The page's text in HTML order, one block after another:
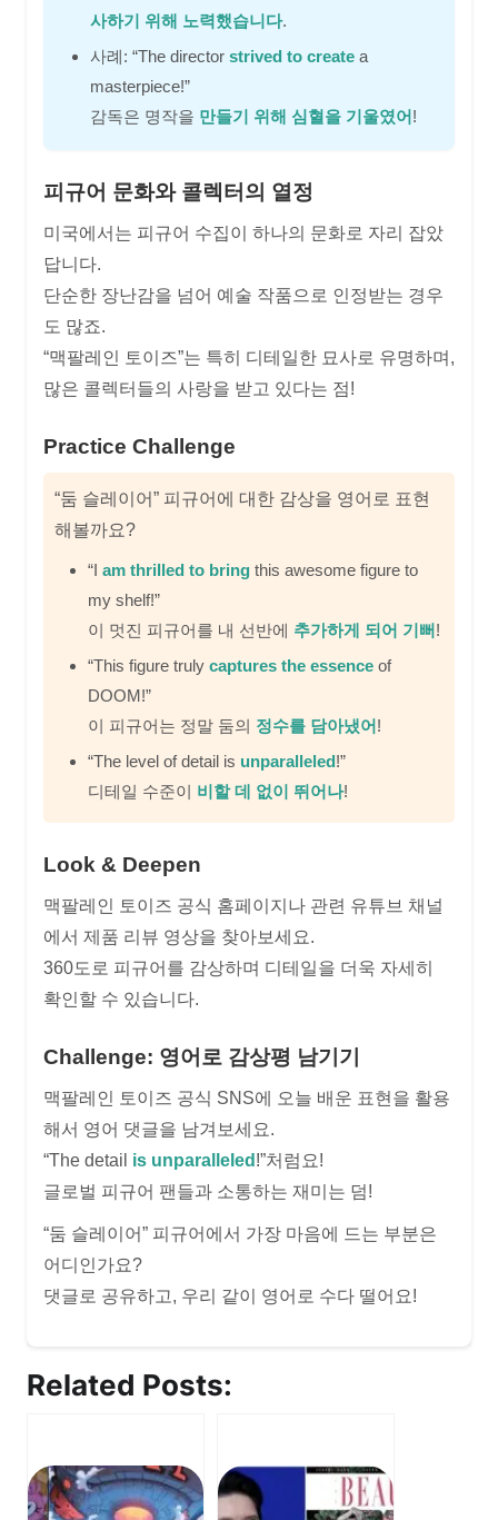
사하기 위해 노력했습니다.
사례: “The director strived to create a
masterpiece!”
감독은 명작을 만들기 위해 심혈을 기울였어!
피규어 문화와 콜렉터의 열정
미국에서는 피규어 수집이 하나의 문화로 자리 잡았
답니다.
단순한 장난감을 넘어 예술 작품으로 인정받는 경우
도 많죠.
“맥팔레인 토이즈”는 특히 디테일한 묘사로 유명하며,
많은 콜렉터들의 사랑을 받고 있다는 점!
Practice Challenge
“둠 슬레이어” 피규어에 대한 감상을 영어로 표현
해볼까요?
“I am thrilled to bring this awesome figure to
my shelf!”
이 멋진 피규어를 내 선반에 추가하게 되어 기뻐!
“This figure truly captures the essence of
DOOM!”
이 피규어는 정말 둠의 정수를 담아냈어!
“The level of detail is unparalleled!”
디테일 수준이 비할 데 없이 뛰어나!
Look & Deepen
맥팔레인 토이즈 공식 홈페이지나 관련 유튜브 채널
에서 제품 리뷰 영상을 찾아보세요.
360도로 피규어를 감상하며 디테일을 더욱 자세히
확인할 수 있습니다.
Challenge: 영어로 감상평 남기기
맥팔레인 토이즈 공식 SNS에 오늘 배운 표현을 활용
해서 영어 댓글을 남겨보세요.
“The detail is unparalleled !”처럼요!
글로벌 피규어 팬들과 소통하는 재미는 덤!
“둠 슬레이어” 피규어에서 가장 마음에 드는 부분은
어디인가요?
댓글로 공유하고, 우리 같이 영어로 수다 떨어요!
Related Posts: